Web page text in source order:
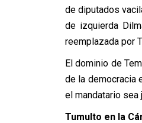
de diputados
de izquierda
reemplazada por
El dominio de
de la democracia
el mandatario
Tumulto en la